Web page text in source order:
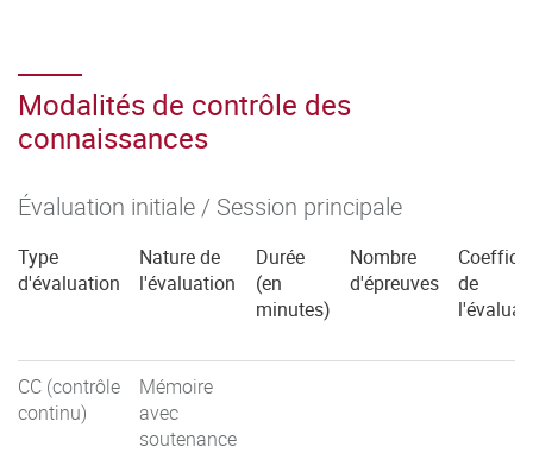
Modalités de contrôle des
connaissances
Évaluation initiale / Session principale
Type
d'évaluation
Nature de
l'évaluation
Durée
(en
minutes)
Nombre
d'épreuves
de
CC (contrôle
continu)
Mémoire
avec
soutenance